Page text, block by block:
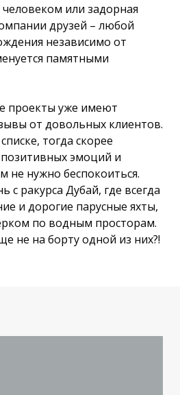
или задорная
друзей – любой
независимо от
памятными
проекты уже имеют
от довольных клиентов.
тогда скорее
эмоций и
не нужно беспокоиться.
с ракурса Дубай, где всегда
и дорогие парусные яхты,
по водным просторам.
не на борту одной из них?!